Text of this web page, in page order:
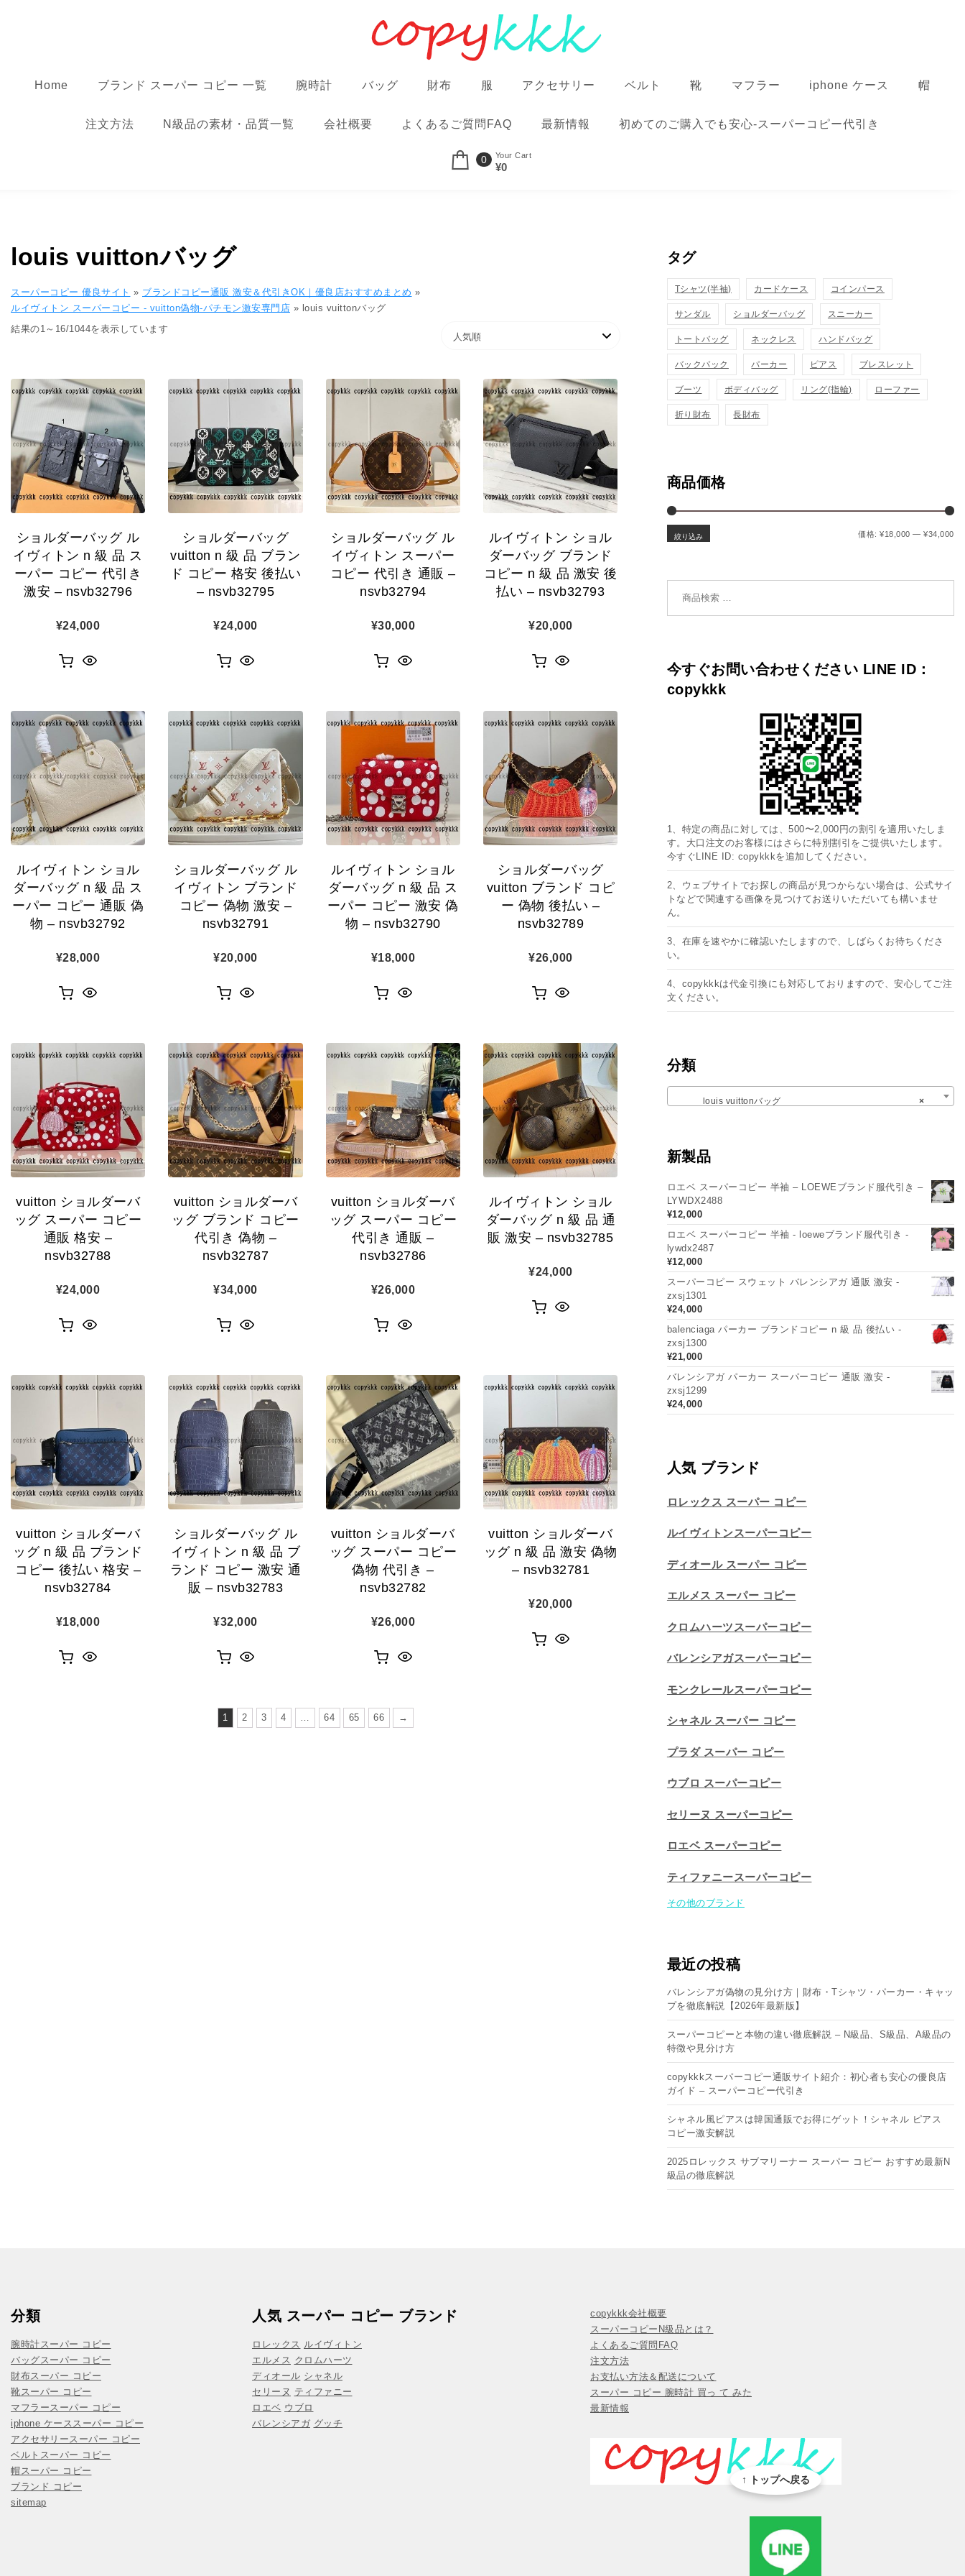
Home ブランド スーパー コピー 一覧 腕時計 バッグ 財布 服 アクセサリー ベルト 靴 マフラー iphone ケース 帽
注文方法 N級品の素材・品質一覧 会社概要 よくあるご質問FAQ 最新情報 初めてのご購入でも安心-スーパーコピー代引き
0 Your Cart
¥0
louis vuittonバッグ
スーパーコピー 優良サイト » ブランドコピー通販 激安＆代引きOK｜優良店おすすめまとめ »
ルイヴィトン スーパーコピー - vuitton偽物-パチモン激安専門店 » louis vuittonバッグ
結果の1～16/1044を表示しています
ショルダーバッグ ル
イヴィトン n 級 品 ス
ーパー コピー 代引き
激安 – nsvb32796
¥24,000
ショルダーバッグ
vuitton n 級 品 ブラン
ド コピー 格安 後払い
– nsvb32795
¥24,000
ショルダーバッグ ル
イヴィトン スーパー
コピー 代引き 通販 –
nsvb32794
¥30,000
ルイヴィトン ショル
ダーバッグ ブランド
コピー n 級 品 激安 後
払い – nsvb32793
¥20,000
ルイヴィトン ショル
ダーバッグ n 級 品 ス
ーパー コピー 通販 偽
物 – nsvb32792
¥28,000
ショルダーバッグ ル
イヴィトン ブランド
コピー 偽物 激安 –
nsvb32791
¥20,000
ルイヴィトン ショル
ダーバッグ n 級 品 ス
ーパー コピー 激安 偽
物 – nsvb32790
¥18,000
ショルダーバッグ
vuitton ブランド コピ
ー 偽物 後払い –
nsvb32789
¥26,000
vuitton ショルダーバ
ッグ スーパー コピー
通販 格安 –
nsvb32788
¥24,000
vuitton ショルダーバ
ッグ ブランド コピー
代引き 偽物 –
nsvb32787
¥34,000
vuitton ショルダーバ
ッグ スーパー コピー
代引き 通販 –
nsvb32786
¥26,000
ルイヴィトン ショル
ダーバッグ n 級 品 通
販 激安 – nsvb32785
¥24,000
vuitton ショルダーバ
ッグ n 級 品 ブランド
コピー 後払い 格安 –
nsvb32784
¥18,000
ショルダーバッグ ル
イヴィトン n 級 品 ブ
ランド コピー 激安 通
販 – nsvb32783
¥32,000
vuitton ショルダーバ
ッグ スーパー コピー
偽物 代引き –
nsvb32782
¥26,000
vuitton ショルダーバ
ッグ n 級 品 激安 偽物
– nsvb32781
¥20,000
1 2 3 4 … 64 65 66 →
タグ
Tシャツ(半袖) カードケース コインパース
サンダル ショルダーバッグ スニーカー
トートバッグ ネックレス ハンドバッグ
バックパック パーカー ピアス ブレスレット
ブーツ ボディバッグ リング(指輪) ローファー
折り財布 長財布
商品価格
最
最
絞り込み 価格:¥18,000 —¥34,000
今すぐお問い合わせください LINE ID：
copykkk
1、特定の商品に対しては、500〜2,000円の割引を適用いたしま
す。大口注文のお客様にはさらに特別割引をご提供いたします。
今すぐLINE ID: copykkkを追加してください。
2、ウェブサイトでお探しの商品が見つからない場合は、公式サイ
トなどで関連する画像を見つけてお送りいただいても構いませ
ん。
3、在庫を速やかに確認いたしますので、しばらくお待ちくださ
い。
4、copykkkは代金引換にも対応しておりますので、安心してご注
文ください。
分類
×
louis vuittonバッグ
新製品
ロエベ スーパーコピー 半袖 – LOEWEブランド服代引き –
LYWDX2488
¥12,000
ロエベ スーパーコピー 半袖 - loeweブランド服代引き -
lywdx2487
¥12,000
スーパーコピー スウェット バレンシアガ 通販 激安 -
zxsj1301
¥24,000
balenciaga パーカー ブランドコピー n 級 品 後払い -
zxsj1300
¥21,000
バレンシアガ パーカー スーパーコピー 通販 激安 -
zxsj1299
¥24,000
人気 ブランド
ロレックス スーパー コピー
ルイヴィトンスーパーコピー
ディオール スーパー コピー
エルメス スーパー コピー
クロムハーツスーパーコピー
バレンシアガスーパーコピー
モンクレールスーパーコピー
シャネル スーパー コピー
プラダ スーパー コピー
ウブロ スーパーコピー
セリーヌ スーパーコピー​
ロエベ スーパーコピー
ティファニースーパーコピー
その他のブランド
最近の投稿
バレンシアガ偽物の見分け方｜財布・Tシャツ・パーカー・キャッ
プを徹底解説【2026年最新版】
スーパーコピーと本物の違い徹底解説 – N級品、S級品、A級品の
特徴や見分け方
copykkkスーパーコピー通販サイト紹介：初心者も安心の優良店
ガイド – スーパーコピー代引き
シャネル風ピアスは韓国通販でお得にゲット！シャネル ピアス
コピー​激安解説
2025ロレックス サブマリーナー スーパー コピー おすすめ最新N
級品の徹底解説
分類
腕時計スーパー コピー
バッグスーパー コピー
財布スーパー コピー
靴スーパー コピー
マフラースーパー コピー
iphone ケーススーパー コピー
アクセサリースーパー コピー
ベルトスーパー コピー
帽スーパー コピー
ブランド コピー
sitemap
人気 スーパー コピー ブランド
ロレックス ルイヴィトン
エルメス クロムハーツ
ディオール シャネル
セリーヌ ティファニー
ロエベ ウブロ
バレンシアガ グッチ
copykkk会社概要
スーパーコピーN級品とは？
よくあるご質問FAQ
注文方法
お支払い方法＆配送について
スーパー コピー 腕時計 買っ て みた
最新情報
↑ トップへ戻る